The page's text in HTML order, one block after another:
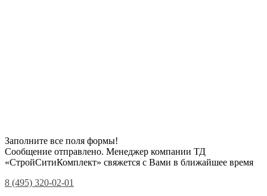
Заполните все поля формы!
Сообщение отправлено. Менеджер компании ТД
«СтройСитиКомплект» свяжется с Вами в ближайшее время
8 (495) 320-02-01